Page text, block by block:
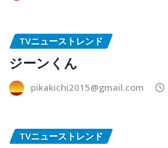
TVニューストレンド
ジーンくん
pikakichi2015@gmail.com
TVニューストレンド